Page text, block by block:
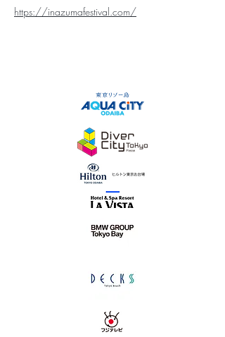
https://inazumafestival.com/